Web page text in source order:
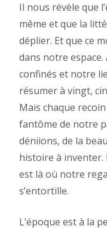
Il nous révèle que
même et que la
déplier. Et que ce
dans notre
confinés et notre
résumer à vingt,
Mais chaque
fantôme de notre
déniions, de la
histoire à inventer.
est là où notre
s’entortille.
L’époque est à la